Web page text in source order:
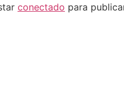
conectado para